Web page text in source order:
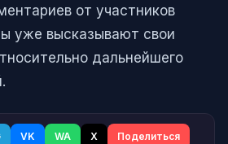
от участников
уже высказывают свои
дальнейшего
VK WA X Поделиться